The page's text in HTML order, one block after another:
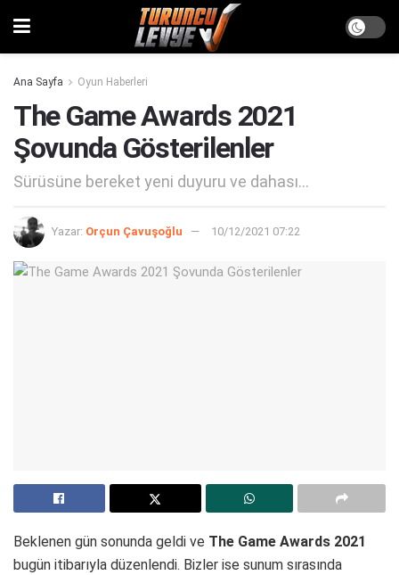
Ana Sayfa Oyun Haberleri
The Game Awards 2021
Şovunda Gösterilenler
Sürüsüne bereket yeni duyuru ve dahası...
Yazar: Orçun Çavuşoğlu 10/12/2021 07:22
Beklenen gün sonunda geldi ve The Game Awards 2021
bugün itibarıyla düzenlendi. Bizler ise sunum sırasında